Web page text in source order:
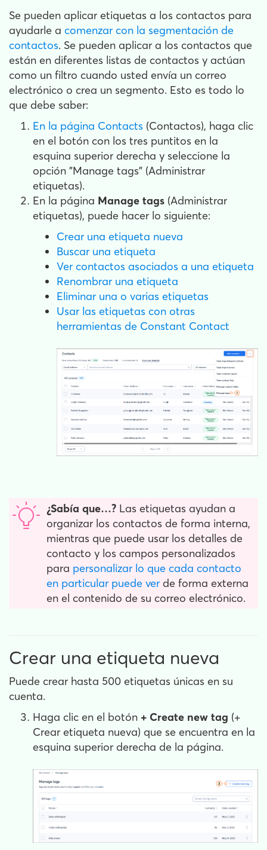
Se pueden aplicar etiquetas a los contactos para
ayudarle a comenzar con la segmentación de
contactos. Se pueden aplicar a los contactos que
están en diferentes listas de contactos y actúan
como un filtro cuando usted envía un correo
electrónico o crea un segmento. Esto es todo lo
que debe saber:
En la página Contacts (Contactos), haga clic
en el botón con los tres puntitos en la
esquina superior derecha y seleccione la
opción "Manage tags" (Administrar
etiquetas).
En la página Manage tags (Administrar
etiquetas), puede hacer lo siguiente:
Crear una etiqueta nueva
Buscar una etiqueta
Ver contactos asociados a una etiqueta
Renombrar una etiqueta
Eliminar una o varias etiquetas
Usar las etiquetas con otras
herramientas de Constant Contact
¿Sabía que…? Las etiquetas ayudan a
organizar los contactos de forma interna,
mientras que puede usar los detalles de
contacto y los campos personalizados
para personalizar lo que cada contacto
en particular puede ver de forma externa
en el contenido de su correo electrónico.
Crear una etiqueta nueva
Puede crear hasta 500 etiquetas únicas en su
cuenta.
Haga clic en el botón + Create new tag (+
Crear etiqueta nueva) que se encuentra en la
esquina superior derecha de la página.